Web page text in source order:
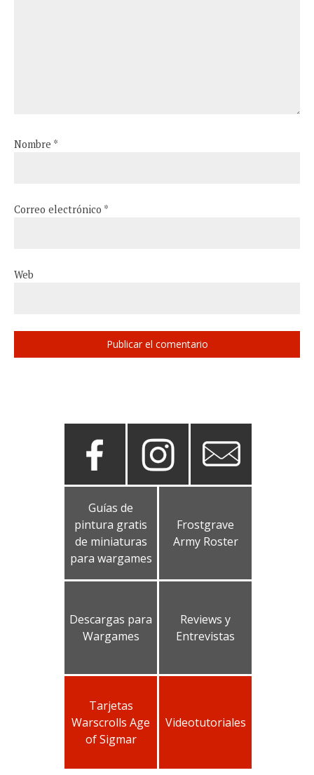
Nombre *
Correo electrónico *
Web
Guías de
pintura gratis
de miniaturas
para wargames
Frostgrave
Army Roster
Descargas para
Wargames
Reviews y
Entrevistas
Tarjetas
Warscrolls Age
of Sigmar
Videotutoriales